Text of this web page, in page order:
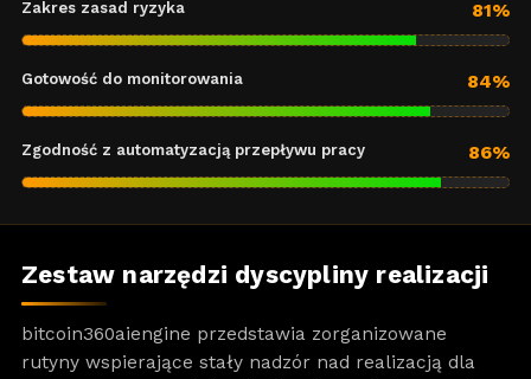
Zakres zasad ryzyka 81%
Gotowość do monitorowania 84%
Zgodność z automatyzacją przepływu pracy 86%
Zestaw narzędzi dyscypliny realizacji
bitcoin360aiengine przedstawia zorganizowane
rutyny wspierające stały nadzór nad realizacją dla